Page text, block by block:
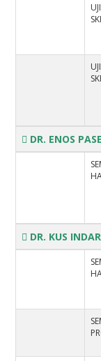
DR. ENOS
DR. KUS